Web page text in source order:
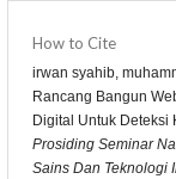
How to Cite
irwan syahib,
Rancang Bangun
Digital Untuk Deteksi
Prosiding Seminar
Sains Dan Teknologi